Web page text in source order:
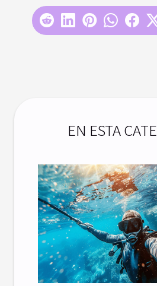
EN ESTA